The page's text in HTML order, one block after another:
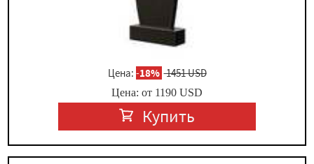
Цена: -18% 1451 USD
Цена: от 1190 USD
Купить